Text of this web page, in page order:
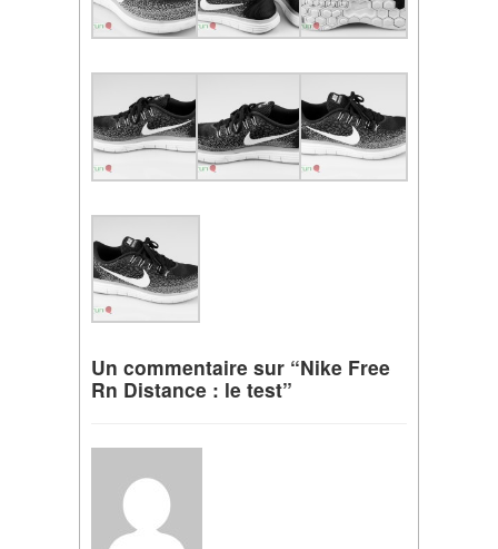
Un commentaire sur “Nike Free
Rn Distance : le test”